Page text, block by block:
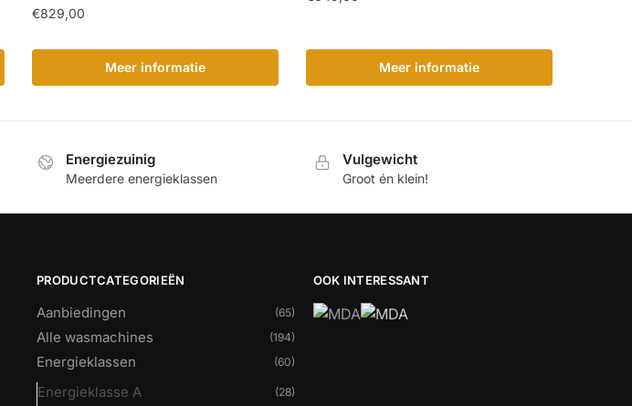
€829,00
Meer informatie Meer informatie
Energiezuinig
Meerdere energieklassen
Vulgewicht
Groot én klein!
PRODUCTCATEGORIEËN
Aanbiedingen (65)
Alle wasmachines (194)
Energieklassen (60)
Energieklasse A (28)
OOK INTERESSANT